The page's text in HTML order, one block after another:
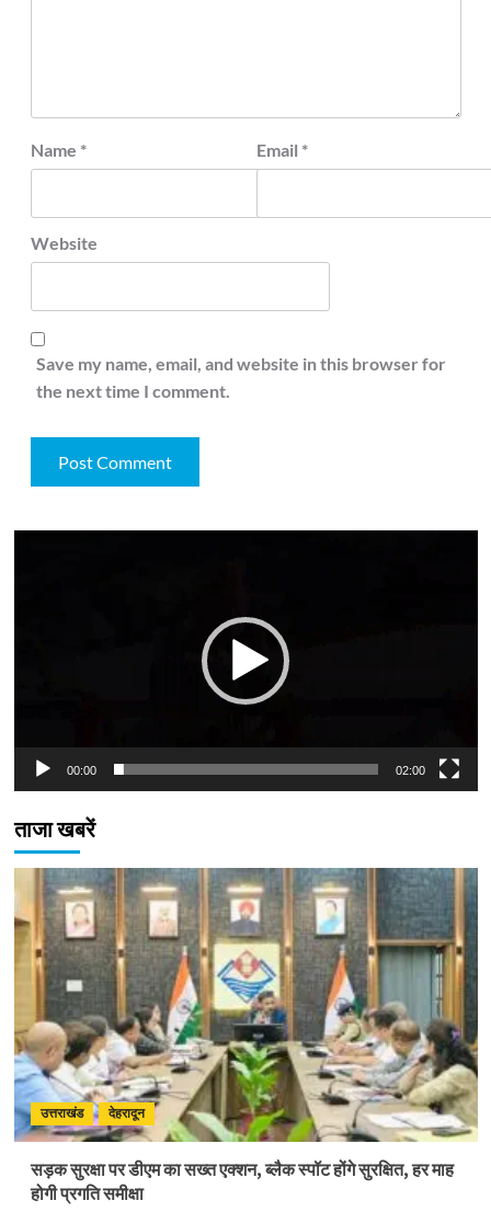
Name * Email *
Website
Save my name, email, and website in this browser for
the next time I comment.
00:00 02:00
ताजा खबरें
उत्तराखंड देहरादून
सड़क सुरक्षा पर डीएम का सख्त एक्शन, ब्लैक स्पॉट होंगे सुरक्षित, हर माह
होगी प्रगति समीक्षा